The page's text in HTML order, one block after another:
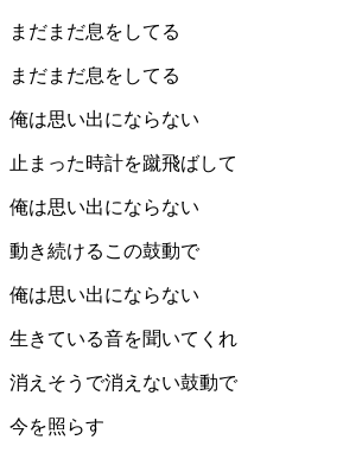
まだまだ息をしてる
まだまだ息をしてる
俺は思い出にならない
止まった時計を蹴飛ばして
俺は思い出にならない
動き続けるこの鼓動で
俺は思い出にならない
生きている音を聞いてくれ
消えそうで消えない鼓動で
今を照らす